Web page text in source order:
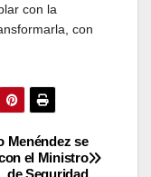
con la
con
Menéndez se
el Ministro